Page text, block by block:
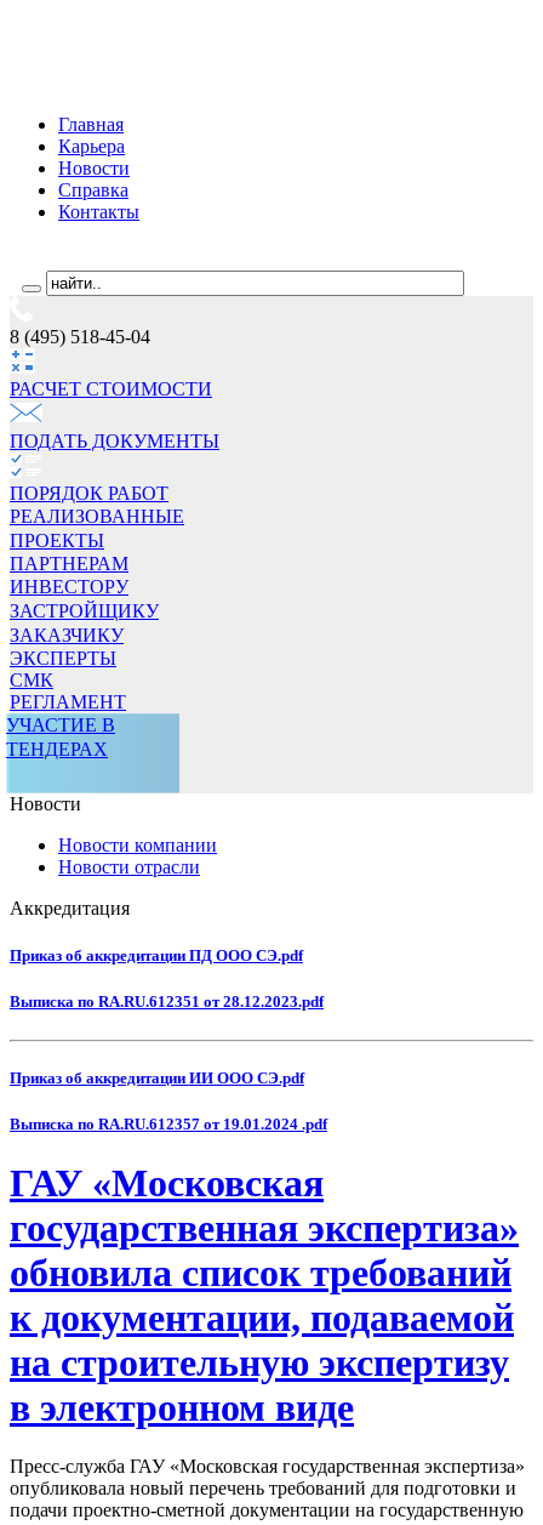
Главная
Карьера
Новости
Справка
Контакты
8 (495) 518-45-04
РАСЧЕТ СТОИМОCТИ
ПОДАТЬ ДОКУМЕНТЫ
ПОРЯДОК РАБОТ
РЕАЛИЗОВАННЫЕ
ПРОЕКТЫ
ПАРТНЕРАМ
ИНВЕСТОРУ
ЗАСТРОЙЩИКУ
ЗАКАЗЧИКУ
ЭКСПЕРТЫ
СМК
РЕГЛАМЕНТ
УЧАСТИЕ В
ТЕНДЕРАХ
Новости
Новости компании
Новости отрасли
Аккредитация
Приказ об аккредитации ПД ООО СЭ.pdf
Выписка по RA.RU.612351 от 28.12.2023.pdf
Приказ об аккредитации ИИ ООО СЭ.pdf
Выписка по RA.RU.612357 от 19.01.2024 .pdf
ГАУ «Московская
государственная экспертиза»
обновила список требований
к документации, подаваемой
на строительную экспертизу
в электронном виде
Пресс-служба ГАУ «Московская государственная экспертиза»
опубликовала новый перечень требований для подготовки и
подачи проектно-сметной документации на государственную